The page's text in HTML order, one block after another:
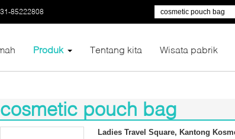
85222808
Produk Tentang kita Wisata pabrik
cosmetic pouch bag
(283)
Ladies Travel Square, Kantong